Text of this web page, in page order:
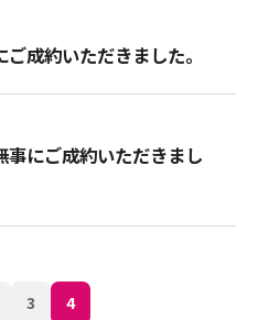
成約いただきました。
にご成約いただきまし
3 4